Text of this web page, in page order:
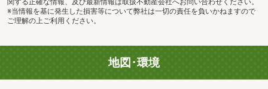
関する正確な情報、及び最新情報は取扱不動産会社へお問い合わせください。
※当情報を基に発生した損害等について弊社は一切の責任を負いかねますので
ご理解の上ご利用ください。
地図･環境